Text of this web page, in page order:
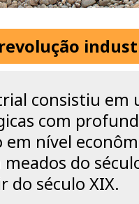
consistiu em
com
nível
do
do século XIX.